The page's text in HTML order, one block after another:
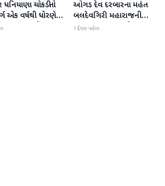
ચોકડીનો
એક વર્ષથી ધોરણે:
પછી રસ્તો ન
બનાસકાંઠા
ઓગડ દેવ દરબારના મહંત
બલદેવગિરી મહારાજની
અટકાયત બાદ જામીન પર
1 દિવસ પહેલા